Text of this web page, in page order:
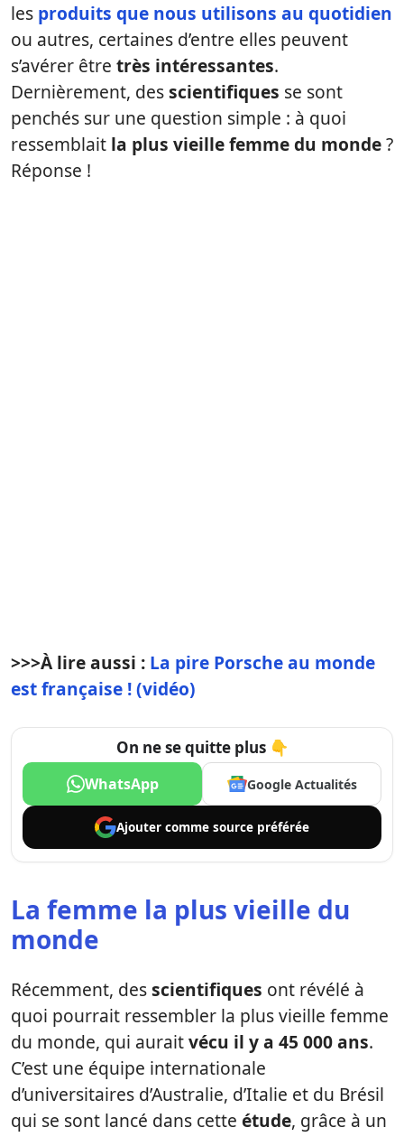
les produits que nous utilisons au quotidien
ou autres, certaines d’entre elles peuvent
s’avérer être très intéressantes.
Dernièrement, desscientifiques se sont
penchés sur une question simple : à quoi
ressemblait la plus vieille femme du monde?
Réponse !
>>>À lire aussi : La pire Porsche au monde
est française ! (vidéo)
On ne se quitte plus 👇
WhatsApp Google Actualités
Ajouter comme source préférée
La femme la plus vieille du
monde
Récemment, desscientifiques ont révélé à
quoi pourrait ressembler la plus vieille femme
du monde, qui auraitvécu il y a 45 000 ans.
C’est une équipe internationale
d’universitaires d’Australie, d’Italie et du Brésil
qui se sont lancé dans cette étude, grâce à un